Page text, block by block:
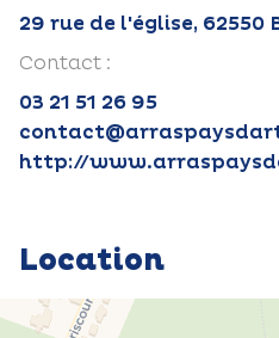
29 rue de l'église, 62550
Contact :
03 21 51 26 95
http://
Location